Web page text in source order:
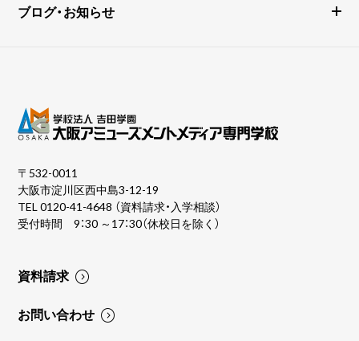
ブログ・お知らせ
〒532-0011
大阪市淀川区西中島3-12-19
TEL0120-41-4648 （資料請求・入学相談）
受付時間 9：30 ～17：30（休校日を除く）
資料請求
お問い合わせ